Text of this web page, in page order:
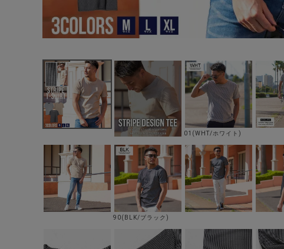
01(WHT/ホワイト)
90(BLK/ブラック)